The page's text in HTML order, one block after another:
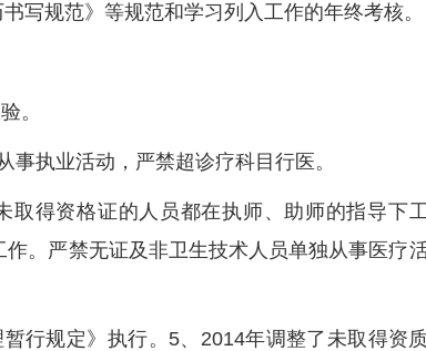
写规范》等规范和学习列入工作的年终考核。
。
执业活动，严禁超诊疗科目行医。
取得资格证的人员都在执师、助师的指导下
。严禁无证及非卫生技术人员单独从事医疗
行规定》执行。5、2014年调整了未取得资